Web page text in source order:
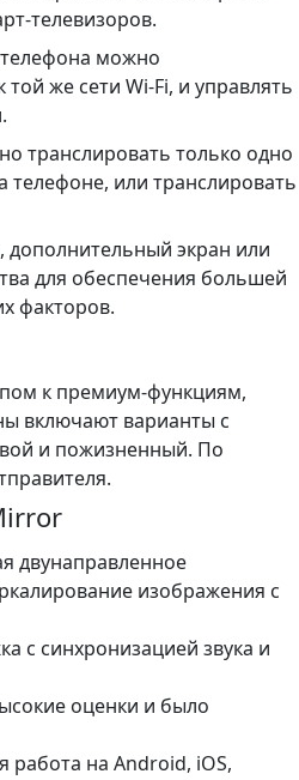
телевизоров.
можно
же сети Wi-Fi, и управлять
транслировать только одно
или транслировать
экран или
для обеспечения большей
факторов.
к премиум-функциям,
включают варианты с
и пожизненный. По
двунаправленное
изображения с
с синхронизацией звука и
оценки и было
работа на Android, iOS,